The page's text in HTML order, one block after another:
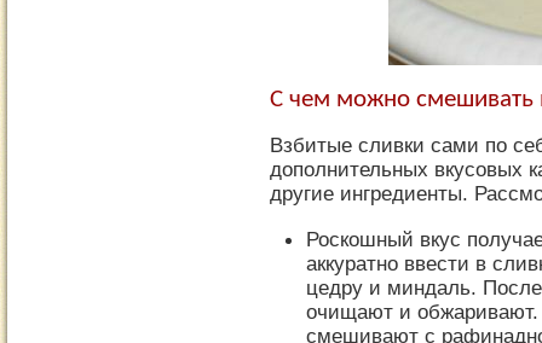
С чем можно смешивать
Взбитые сливки сами по
дополнительных вкусовых
другие ингредиенты.
Роскошный вкус
аккуратно ввести в
цедру и миндаль.
очищают и
смешивают с